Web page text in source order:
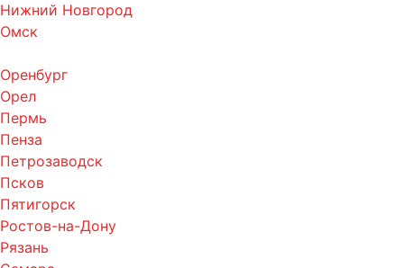
Нижний Новгород
Омск
Оренбург
Орел
Пермь
Пенза
Петрозаводск
Псков
Пятигорск
Ростов-на-Дону
Рязань